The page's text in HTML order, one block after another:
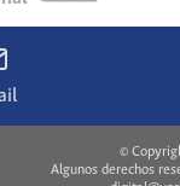
©
Algunos derechos